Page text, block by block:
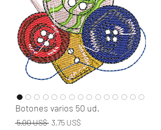
Botones varios 50 ud.
5,00 US$ Precio
3,75 US$